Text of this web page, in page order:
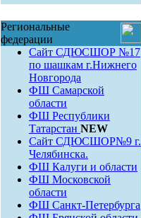
Региональные
федерации
Сайт СДЮСШОР №17
по шашкам г.Нижнего
Новгорода
ФШ Самарской
области
ФШ Республики
Татарстан NEW
Сайт СДЮСШОР№9 г.
Челябинска.
ФШ Калуги и области
ФШ Московской
области
ФШ Санкт-Петербурга